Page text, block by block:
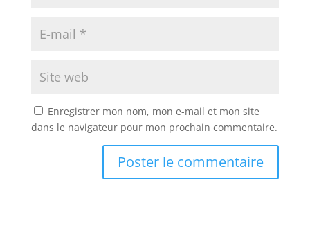
Enregistrer mon nom, mon e-mail et mon site
dans le navigateur pour mon prochain commentaire.